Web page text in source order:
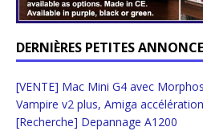
DERNIÈRES PETITES
[VENTE] Mac Mini G4 avec
Vampire v2 plus, Amiga accélération
[Recherche] Depannage A1200